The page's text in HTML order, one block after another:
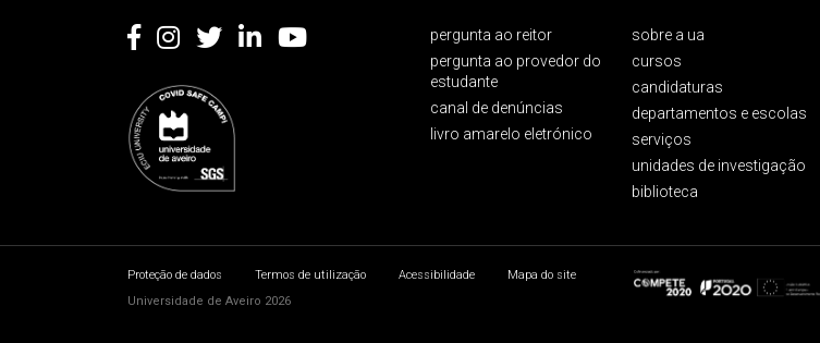
pergunta ao reitor
pergunta ao provedor do
estudante
canal de denúncias
livro amarelo eletrónico
sobre a ua
cursos
candidaturas
departamentos e escolas
serviços
unidades de investigação
biblioteca
Proteção de dados Termos de utilização Acessibilidade
Mapa do site
Universidade de Aveiro 2026